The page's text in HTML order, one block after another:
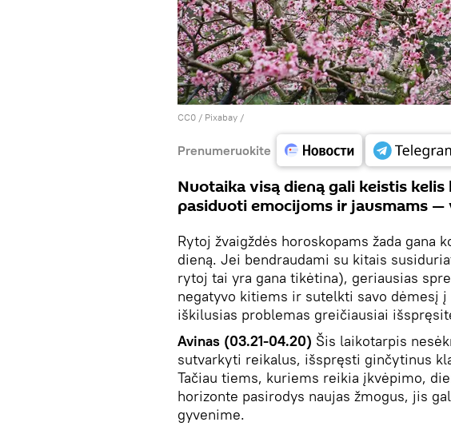
CC0 / Рixabay /
Prenumeruokite
Nuotaika visą dieną gali keistis
pasiduoti emocijoms ir jausmams
Rytoj žvaigždės horoskopams žada gana
dieną. Jei bendraudami su kitais
rytoj tai yra gana tikėtina), geriausias
negatyvo kitiems ir sutelkti savo dėmesį
iškilusias problemas greičiausiai
Avinas (03.21-04.20) Šis laikotarpis
sutvarkyti reikalus, išspręsti ginčytinus
Tačiau tiems, kuriems reikia įkvėpimo,
horizonte pasirodys naujas žmogus, jis
gyvenime.